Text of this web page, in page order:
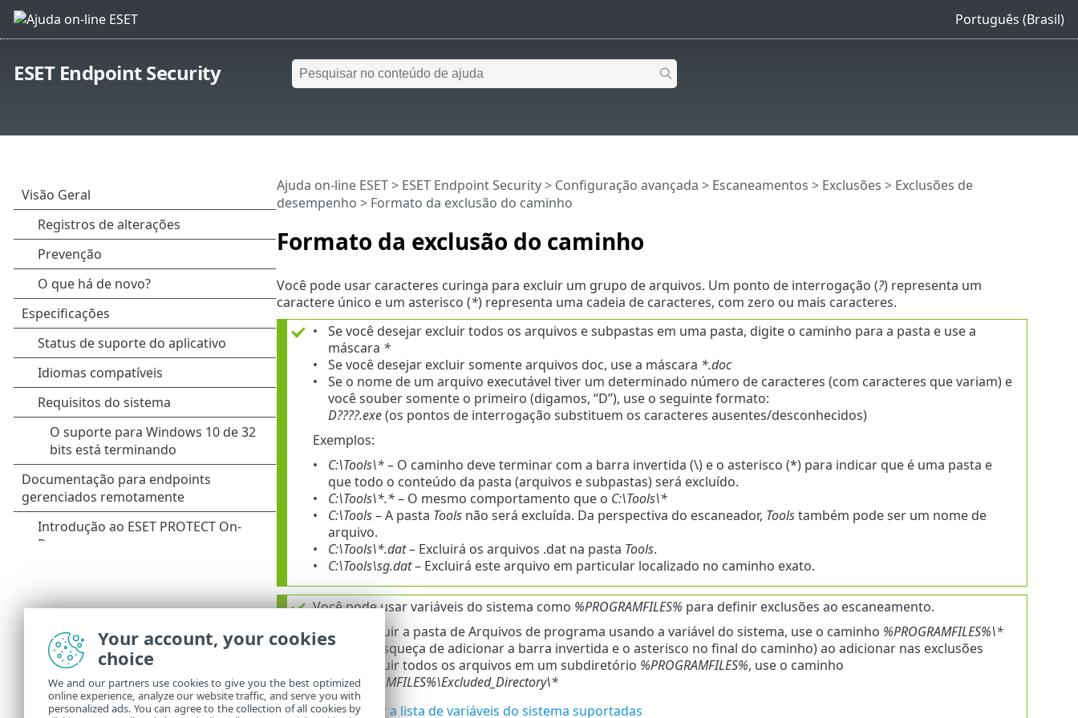
Português (Brasil)
ESET Endpoint Security
Formato da exclusão do caminho
Ajuda on-line ESET> ESET Endpoint Security> Configuração avançada > Escaneamentos > Exclusões > Exclusões de
desempenho > Formato da exclusão do caminho
Você pode usar caracteres curinga para excluir um grupo de arquivos. Um ponto de interrogação (?) representa um
caractere único e um asterisco (*) representa uma cadeia de caracteres, com zero ou mais caracteres.
Se você desejar excluir todos os arquivos e subpastas em uma pasta, digite o caminho para a pasta e use a
máscara *
Se você desejar excluir somente arquivos doc, use a máscara *.doc
Se o nome de um arquivo executável tiver um determinado número de caracteres (com caracteres que variam) e
você souber somente o primeiro (digamos, “D”), use o seguinte formato:
D????.exe(os pontos de interrogação substituem os caracteres ausentes/desconhecidos)
Exemplos:
C:\Tools\*– O caminho deve terminar com a barra invertida (\) e o asterisco (*) para indicar que é uma pasta e
que todo o conteúdo da pasta (arquivos e subpastas) será excluído.
C:\Tools\*.*– O mesmo comportamento que o C:\Tools\*
C:\Tools– A pasta Toolsnão será excluída. Da perspectiva do escaneador, Toolstambém pode ser um nome de
arquivo.
C:\Tools\*.dat– Excluirá os arquivos .dat na pasta Tools.
C:\Tools\sg.dat– Excluirá este arquivo em particular localizado no caminho exato.
Você pode usar variáveis do sistema como %PROGRAMFILES% para definir exclusões ao escaneamento.
Para excluir a pasta de Arquivos de programa usando a variável do sistema, use o caminho %PROGRAMFILES%\*
(não se esqueça de adicionar a barra invertida e o asterisco no final do caminho) ao adicionar nas exclusões
Para excluir todos os arquivos em um subdiretório %PROGRAMFILES%, use o caminho
%PROGRAMFILES%\Excluded_Directory\*
Expandir a lista de variáveis do sistema suportadas
Your account, your cookies
choice
We and our partners use cookies to give you the best optimized
online experience, analyze our website traffic, and serve you with
personalized ads. You can agree to the collection of all cookies by